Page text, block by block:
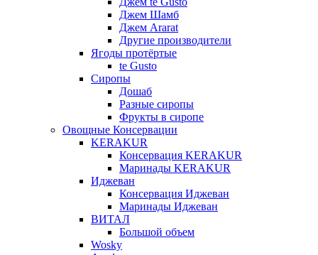
Джем Шамб
Джем Ararat
Другие производители
Ягоды протёртые
te Gusto
Сиропы
Дошаб
Разные сиропы
Фрукты в сиропе
Овощные Консервации
KERAKUR
Консервация KERAKUR
Маринады KERAKUR
Иджеван
Консервация Иджеван
Маринады Иджеван
ВИТАЛ
Большой объем
Wosky